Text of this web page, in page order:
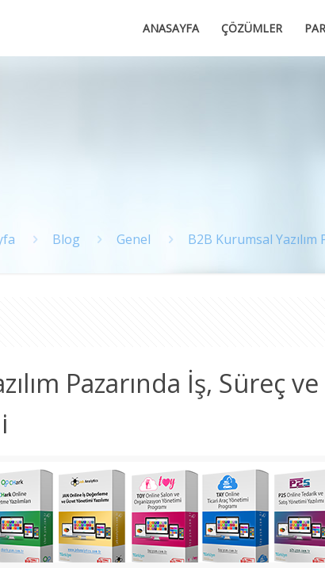
ANASAYFA ÇÖZÜMLER
Blog Genel B2B Kurumsal Yazılım
Pazarında İş, Süreç